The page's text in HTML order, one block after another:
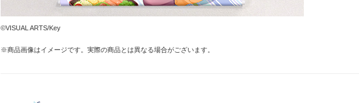
©VISUAL ARTS/Key
※商品画像はイメージです。実際の商品とは異なる場合がございます。